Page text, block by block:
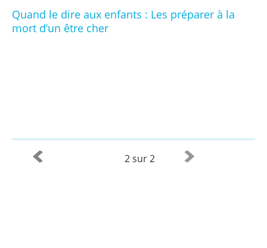
Quand le dire aux enfants : Les préparer à la
mort d’un être cher
2 sur 2